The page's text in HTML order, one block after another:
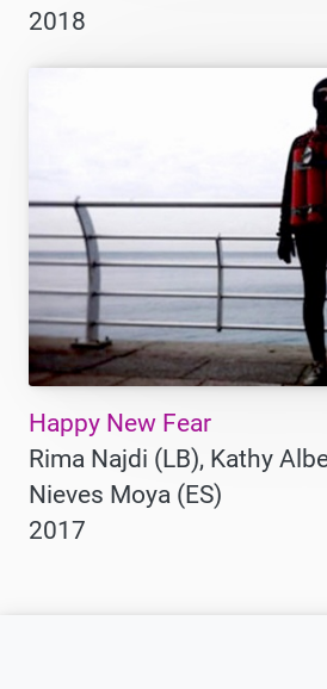
2018
Happy New Fear
Rima Najdi (LB), Kathy
Nieves Moya (ES)
2017